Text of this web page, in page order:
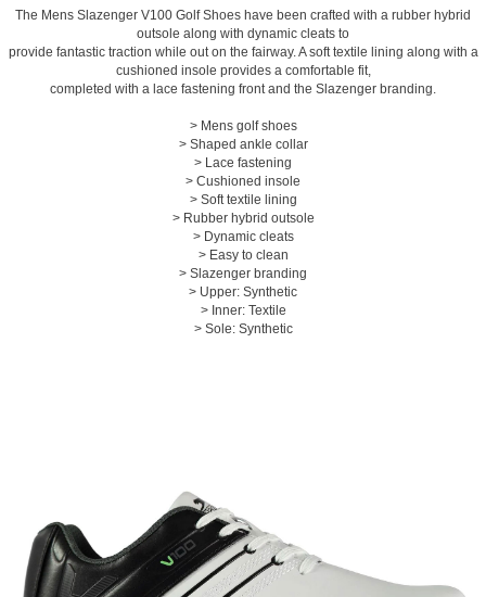
PAYCO 바로구매
The Mens Slazenger V100 Golf Shoes have been crafted with a rubber hybrid
outsole along with dynamic cleats to
provide fantastic traction while out on the fairway. A soft textile lining along with a
cushioned insole provides a comfortable fit,
completed with a lace fastening front and the Slazenger branding.
> Mens golf shoes
> Shaped ankle collar
> Lace fastening
> Cushioned insole
> Soft textile lining
> Rubber hybrid outsole
> Dynamic cleats
> Easy to clean
> Slazenger branding
> Upper: Synthetic
> Inner: Textile
> Sole: Synthetic